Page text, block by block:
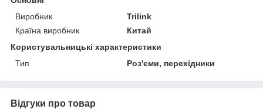
Виробник
Trilink
Країна виробник
Китай
Користувальницькі характеристики
Тип
Роз'єми, перехідники
Відгуки про товар